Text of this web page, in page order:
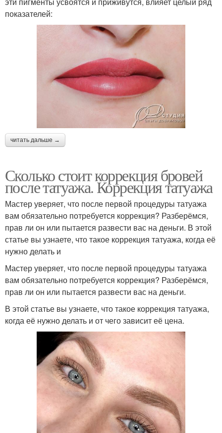
показателей:
читать дальше →
Сколько стоит коррекция бровей
после татуажа. Коррекция татуажа
Мастер уверяет, что после первой процедуры татуажа
вам обязательно потребуется коррекция? Разберёмся,
прав ли он или пытается развести вас на деньги. В этой
статье вы узнаете, что такое коррекция татуажа, когда её
нужно делать и
Мастер уверяет, что после первой процедуры татуажа
вам обязательно потребуется коррекция? Разберёмся,
прав ли он или пытается развести вас на деньги.
В этой статье вы узнаете, что такое коррекция татуажа,
когда её нужно делать и от чего зависит её цена.